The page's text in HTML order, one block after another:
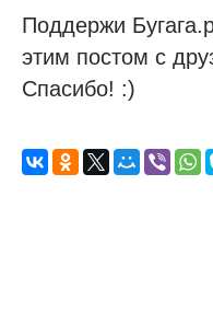
Поддержи
этим постом с
Спасибо! :)